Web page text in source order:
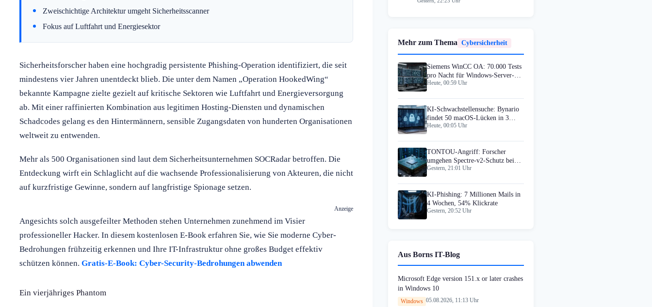
Zweischichtige Architektur umgeht Sicherheitsscanner
Fokus auf Luftfahrt und Energiesektor
Sicherheitsforscher haben eine hochgradig persistente Phishing-Operation identifiziert, die seit
mindestens vier Jahren unentdeckt blieb. Die unter dem Namen „Operation HookedWing“
bekannte Kampagne zielte gezielt auf kritische Sektoren wie Luftfahrt und Energieversorgung
ab. Mit einer raffinierten Kombination aus legitimen Hosting-Diensten und dynamischen
Schadcodes gelang es den Hintermännern, sensible Zugangsdaten von hunderten Organisationen
weltweit zu entwenden.
Mehr als 500 Organisationen sind laut dem Sicherheitsunternehmen SOCRadar betroffen. Die
Entdeckung wirft ein Schlaglicht auf die wachsende Professionalisierung von Akteuren, die nicht
auf kurzfristige Gewinne, sondern auf langfristige Spionage setzen.
Anzeige
Angesichts solch ausgefeilter Methoden stehen Unternehmen zunehmend im Visier
professioneller Hacker. In diesem kostenlosen E-Book erfahren Sie, wie Sie moderne Cyber-
Bedrohungen frühzeitig erkennen und Ihre IT-Infrastruktur ohne großes Budget effektiv
schützen können. Gratis-E-Book: Cyber-Security-Bedrohungen abwenden
Ein vierjähriges Phantom
Mehr zum Thema Cybersicherheit
Siemens WinCC OA: 70.000 Tests
pro Nacht für Windows-Server-
Kompatibilität
Heute, 00:59 Uhr
KI-Schwachstellensuche: Bynario
findet 50 macOS-Lücken in 3
Wochen
Heute, 00:05 Uhr
TONTOU-Angriff: Forscher
umgehen Spectre-v2-Schutz bei
Intel und AMD
Gestern, 21:01 Uhr
KI-Phishing: 7 Millionen Mails in
4 Wochen, 54% Klickrate
Gestern, 20:52 Uhr
Aus Borns IT-Blog
Microsoft Edge version 151.x or later crashes
in Windows 10
Windows 05.08.2026, 11:13 Uhr